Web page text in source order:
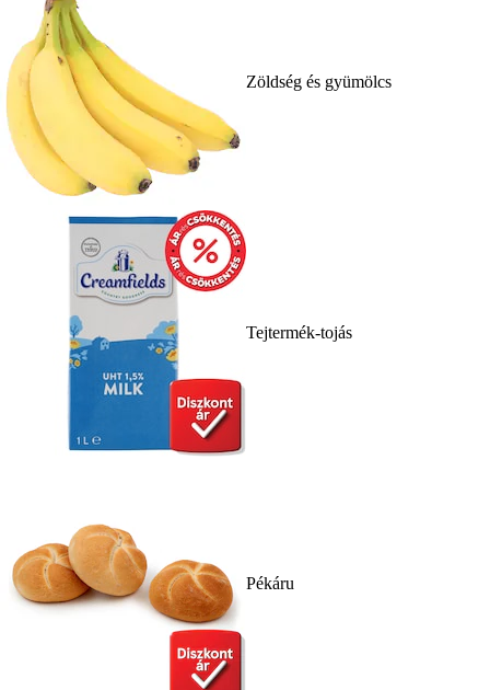
Zöldség és gyümölcs
Tejtermék-tojás
Pékáru